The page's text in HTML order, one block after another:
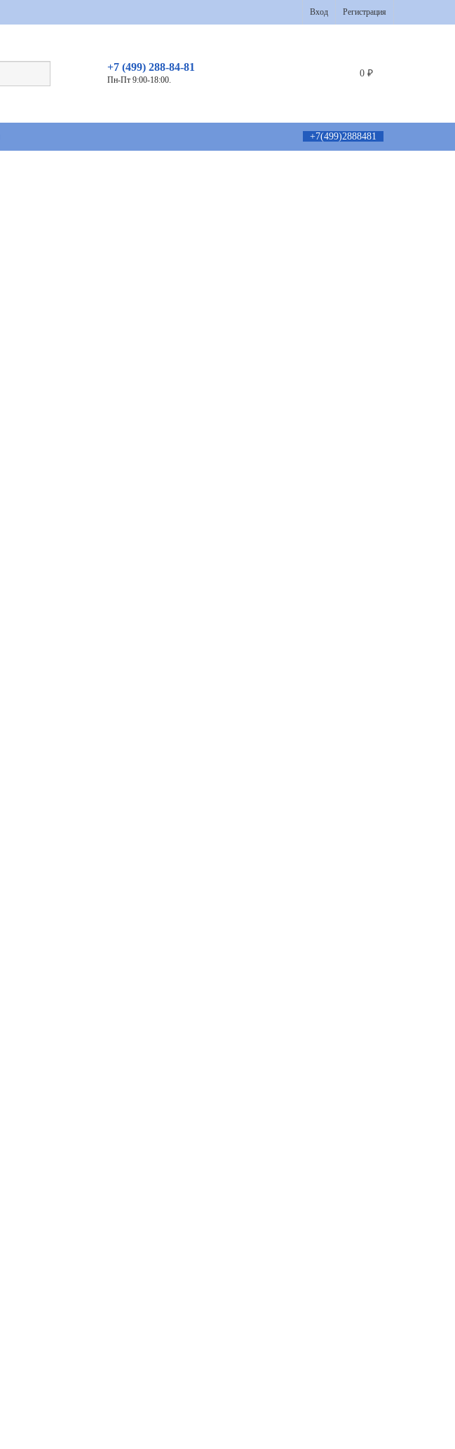
Вход Регистрация
+7 (499) 288-84-81
Пн-Пт 9:00-18:00.
0 ₽
+7(499)2888481